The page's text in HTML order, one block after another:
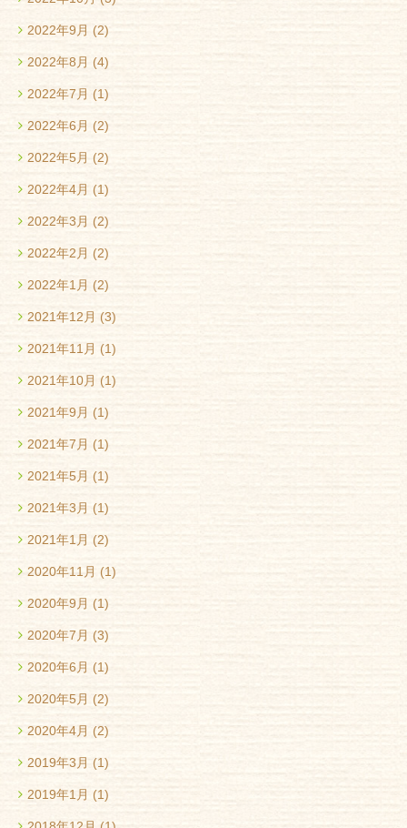
2022年9月 (2)
2022年8月 (4)
2022年7月 (1)
2022年6月 (2)
2022年5月 (2)
2022年4月 (1)
2022年3月 (2)
2022年2月 (2)
2022年1月 (2)
2021年12月 (3)
2021年11月 (1)
2021年10月 (1)
2021年9月 (1)
2021年7月 (1)
2021年5月 (1)
2021年3月 (1)
2021年1月 (2)
2020年11月 (1)
2020年9月 (1)
2020年7月 (3)
2020年6月 (1)
2020年5月 (2)
2020年4月 (2)
2019年3月 (1)
2019年1月 (1)